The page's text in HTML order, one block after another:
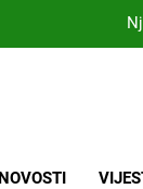
NOVOSTI